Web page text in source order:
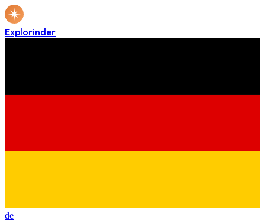
Explorinder
de